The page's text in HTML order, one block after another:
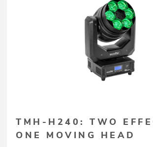
TMH-H240: TWO
ONE MOVING HEAD